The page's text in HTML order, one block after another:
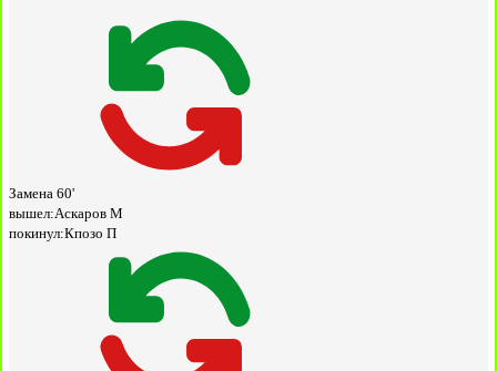
Замена 60'
вышел:Аскаров М
покинул:Кпозо П